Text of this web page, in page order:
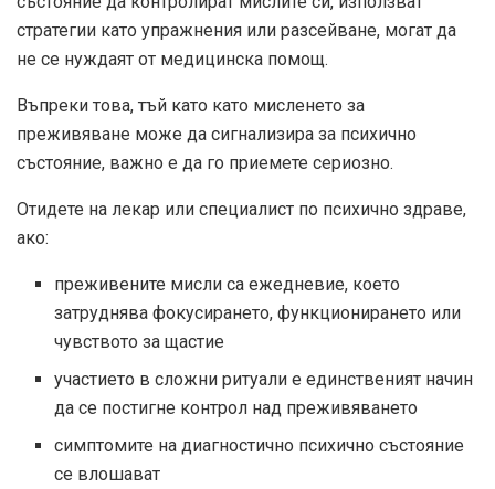
стратегии като упражнения или разсейване, могат да
не се нуждаят от медицинска помощ.
Въпреки това, тъй като като мисленето за
преживяване може да сигнализира за психично
състояние, важно е да го приемете сериозно.
Отидете на лекар или специалист по психично здраве,
ако:
преживените мисли са ежедневие, което
затруднява фокусирането, функционирането или
чувството за щастие
участието в сложни ритуали е единственият начин
да се постигне контрол над преживяването
симптомите на диагностично психично състояние
се влошават